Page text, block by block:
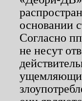
основании
Согласно
не несут